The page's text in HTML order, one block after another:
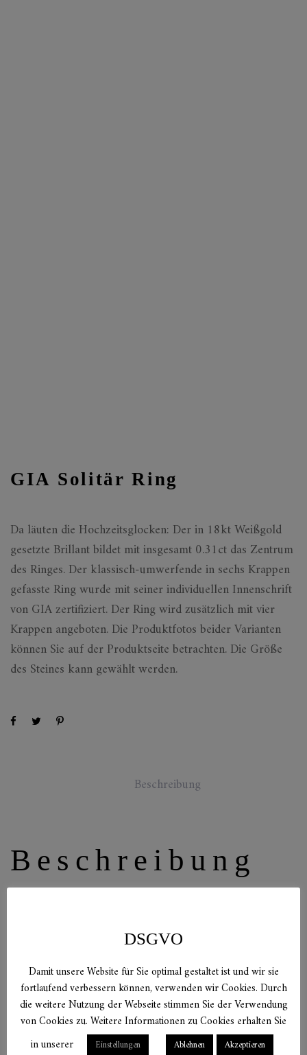
GIA Solitär Ring
Da läuten die Hochzeitsglocken: Der in 18kt Weißgold
gesetzte Brillant bildet mit insgesamt 0.31ct das Zentrum
des Ringes. Der klassisch-umwerfende in sechs Krappen
gefasste Ring wurde mit seiner individuellen Innenschrift
von GIA zertifiziert. Der Ring wird zusätzlich mit vier
Krappen angeboten. Die Produktfotos beider Varianten
können Sie auf der Produktseite betrachten. Die Größe
des Steines kann gewählt werden.
Beschreibung
Beschreibung
DSGVO
Damit unsere Website für Sie optimal gestaltet ist und wir sie
fortlaufend verbessern können, verwenden wir Cookies. Durch
die weitere Nutzung der Webseite stimmen Sie der Verwendung
von Cookies zu. Weitere Informationen zu Cookies erhalten Sie
in unserer
Einstellungen Ablehnen Akzeptieren